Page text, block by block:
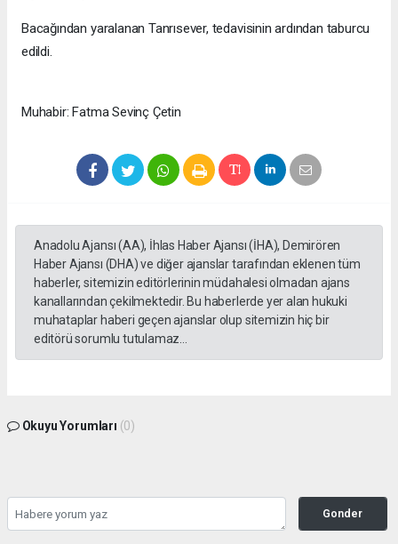
Bacağından yaralanan Tanrısever, tedavisinin ardından taburcu
edildi.
Muhabir: Fatma Sevinç Çetin
Anadolu Ajansı (AA), İhlas Haber Ajansı (İHA), Demirören
Haber Ajansı (DHA) ve diğer ajanslar tarafından eklenen tüm
haberler, sitemizin editörlerinin müdahalesi olmadan ajans
kanallarından çekilmektedir. Bu haberlerde yer alan hukuki
muhataplar haberi geçen ajanslar olup sitemizin hiç bir
editörü sorumlu tutulamaz...
Okuyu Yorumları (0)
Gonder